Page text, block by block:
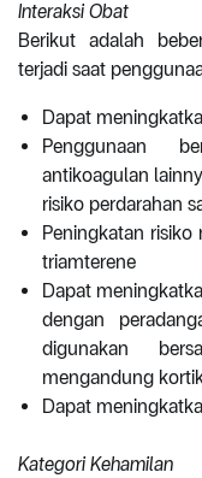
Interaksi Obat
Berikut adalah
terjadi saat
Dapat
Penggunaan
antikoagulan
risiko perdarahan
Peningkatan
triamterene
Dapat
dengan
digunakan
mengandung
Dapat
Kategori Kehamilan